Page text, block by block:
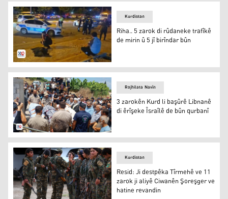
Riha
Kurdistan
Riha.. 5 zarok di rûdaneke trafîkê
de mirin û 5 jî birîndar bûn
Ji merasîma bixakparstina her sê zarokan
Rojhilata Navîn
3 zarokên Kurd li başûrê Libnanê
di êrîşeke Îsraîlê de bûn qurbanî
Kurdistan
Resid: Ji destpêka Tîrmehê ve 11
zarok ji aliyê Ciwanên Şoreşger ve
hatine revandin